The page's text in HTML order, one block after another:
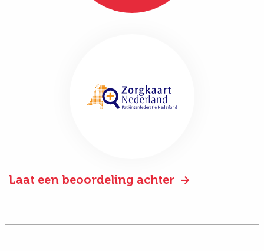
Laat een beoordeling achter